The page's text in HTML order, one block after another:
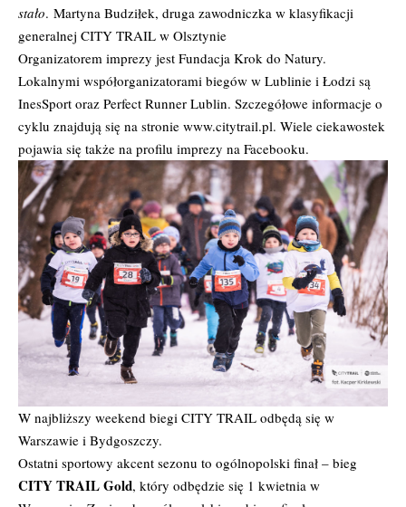
stało. Martyna Budziłek, druga zawodniczka w klasyfikacji
generalnej CITY TRAIL w Olsztynie
Organizatorem imprezy jest Fundacja Krok do Natury.
Lokalnymi współorganizatorami biegów w Lublinie i Łodzi są
InesSport oraz Perfect Runner Lublin. Szczegółowe informacje o
cyklu znajdują się na stronie www.citytrail.pl. Wiele ciekawostek
pojawia się także na profilu imprezy na Facebooku.
W najbliższy weekend biegi CITY TRAIL odbędą się w
Warszawie i Bydgoszczy.
Ostatni sportowy akcent sezonu to ogólnopolski finał – bieg
CITY TRAIL Gold, który odbędzie się 1 kwietnia w